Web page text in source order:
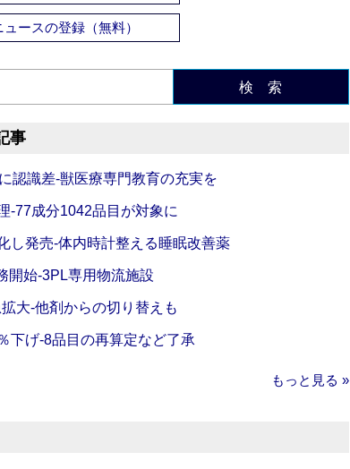
ュースの登録（無料）
検 索
事
認識差‐獣医療専門教育の充実を
‐77成分1042品目が対象に
し発売‐体内時計整える睡眠改善薬
開始‐3PL専用物流施設
大‐他剤からの切り替えも
下げ‐8品目の再算定など了承
もっと見る »